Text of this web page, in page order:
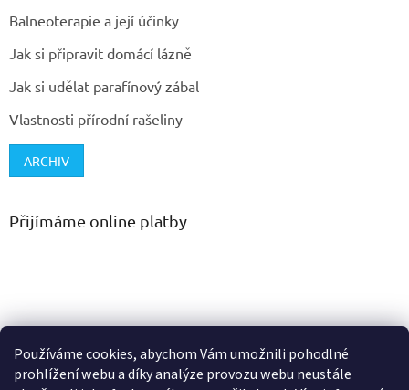
Používáme cookies, abychom Vám umožnili pohodlné
prohlížení webu a díky analýze provozu webu neustále
Balneoterapie a její účinky
Jak si připravit domácí lázně
Jak si udělat parafínový zábal
Vlastnosti přírodní rašeliny
ARCHIV
Přijímáme online platby